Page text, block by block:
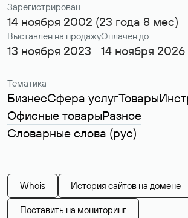
Зарегистрирован
14 ноября 2002 (23 года 8 мес)
Выставлен на продажу
13 ноября 2023
Оплачен до
14 ноября 2026
Тематика
БизнесСфера услугТовары
Офисные товарыРазное
Словарные слова (рус)
Whois История сайтов на домене
Поставить на мониторинг